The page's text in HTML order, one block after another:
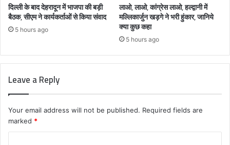
दिल्ली के बाद देहरादून में भाजपा की बड़ी
बैठक, सीएम ने कार्यकर्ताओं से किया संवाद
5 hours ago
लाओ, लाओ, कांग्रेस लाओ, हल्द्वानी में
मल्लिकार्जुन खड़गे ने भरी हुंकार, जानिये
क्या कुछ कहा
5 hours ago
Leave a Reply
Your email address will not be published. Required fields are
marked *